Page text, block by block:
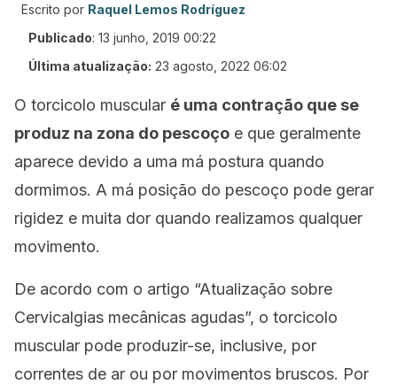
Escrito por Raquel Lemos Rodríguez
Publicado: 13 junho, 2019 00:22
Última atualização: 23 agosto, 2022 06:02
O torcicolo muscular é uma contração que se
produz na zona do pescoço e que geralmente
aparece devido a uma má postura quando
dormimos. A má posição do pescoço pode gerar
rigidez e muita dor quando realizamos qualquer
movimento.
De acordo com o artigo “Atualização sobre
Cervicalgias mecânicas agudas”, o torcicolo
muscular pode produzir-se, inclusive, por
correntes de ar ou por movimentos bruscos. Por